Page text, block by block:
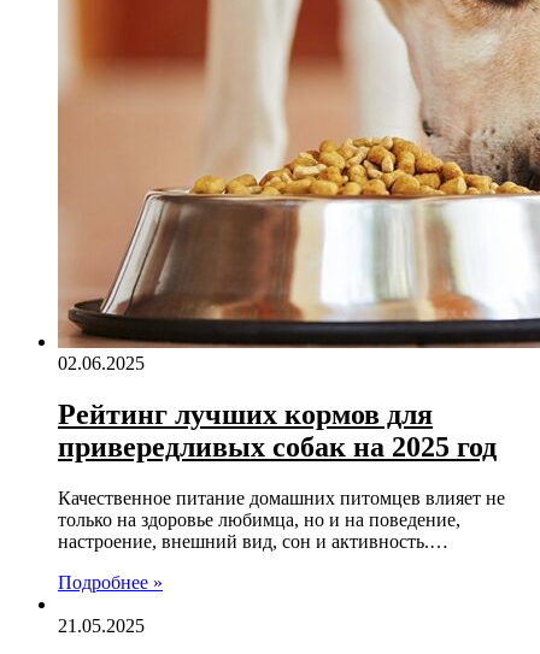
02.06.2025
Рейтинг лучших кормов для
привередливых собак на 2025 год
Качественное питание домашних питомцев влияет не
только на здоровье любимца, но и на поведение,
настроение, внешний вид, сон и активность.…
Подробнее »
21.05.2025